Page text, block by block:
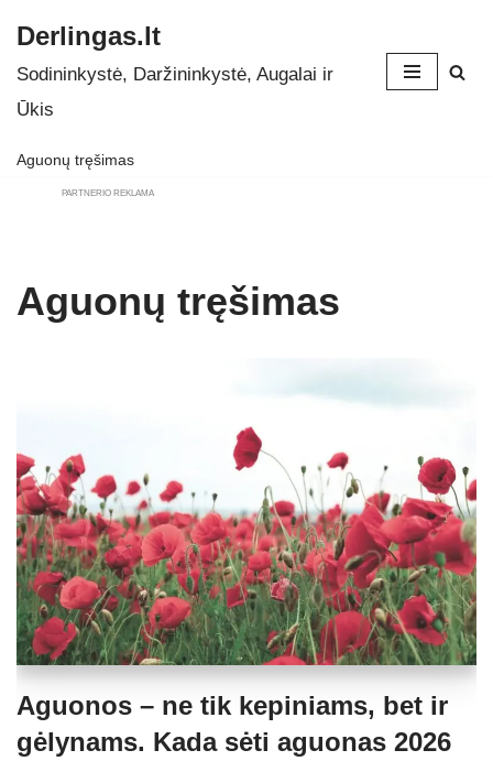
Skip
to
Derlingas.lt
Sodininkystė, Daržininkystė, Augalai ir
Ūkis
Aguonų tręšimas
PARTNERIO REKLAMA
Aguonų tręšimas
Aguonos – ne tik kepiniams, bet ir
gėlynams. Kada sėti aguonas 2026